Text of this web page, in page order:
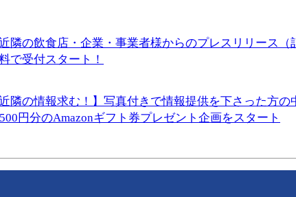
隣の飲食店・企業・事業者様からのプレスリリース（
で受付スタート！
近隣の情報求む！】写真付きで情報提供を下さった方の
円分のAmazonギフト券プレゼント企画をスタート